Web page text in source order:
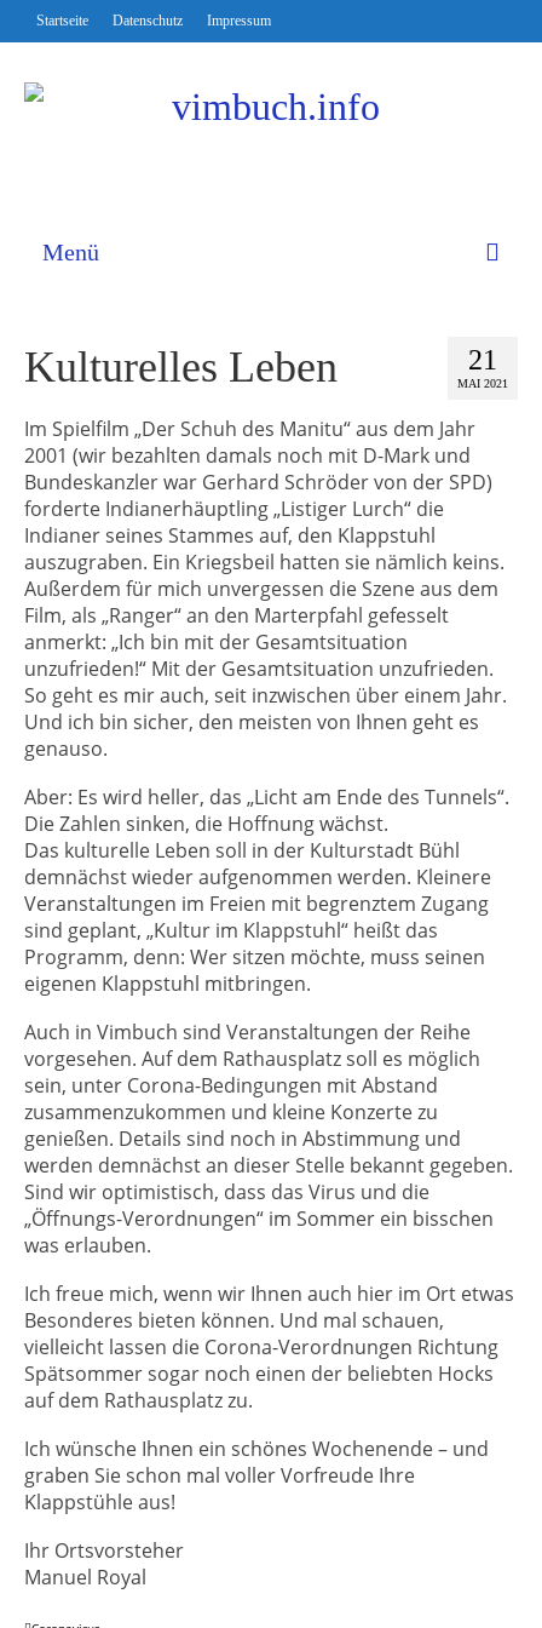
Startseite Datenschutz Impressum
Menü
21
MAI 2021
Kulturelles Leben
Im Spielfilm „Der Schuh des Manitu“ aus dem Jahr
2001 (wir bezahlten damals noch mit D-Mark und
Bundeskanzler war Gerhard Schröder von der SPD)
forderte Indianerhäuptling „Listiger Lurch“ die
Indianer seines Stammes auf, den Klappstuhl
auszugraben. Ein Kriegsbeil hatten sie nämlich keins.
Außerdem für mich unvergessen die Szene aus dem
Film, als „Ranger“ an den Marterpfahl gefesselt
anmerkt: „Ich bin mit der Gesamtsituation
unzufrieden!“ Mit der Gesamtsituation unzufrieden.
So geht es mir auch, seit inzwischen über einem Jahr.
Und ich bin sicher, den meisten von Ihnen geht es
genauso.
Aber: Es wird heller, das „Licht am Ende des Tunnels“.
Die Zahlen sinken, die Hoffnung wächst.
Das kulturelle Leben soll in der Kulturstadt Bühl
demnächst wieder aufgenommen werden. Kleinere
Veranstaltungen im Freien mit begrenztem Zugang
sind geplant, „Kultur im Klappstuhl“ heißt das
Programm, denn: Wer sitzen möchte, muss seinen
eigenen Klappstuhl mitbringen.
Auch in Vimbuch sind Veranstaltungen der Reihe
vorgesehen. Auf dem Rathausplatz soll es möglich
sein, unter Corona-Bedingungen mit Abstand
zusammenzukommen und kleine Konzerte zu
genießen. Details sind noch in Abstimmung und
werden demnächst an dieser Stelle bekannt gegeben.
Sind wir optimistisch, dass das Virus und die
„Öffnungs-Verordnungen“ im Sommer ein bisschen
was erlauben.
Ich freue mich, wenn wir Ihnen auch hier im Ort etwas
Besonderes bieten können. Und mal schauen,
vielleicht lassen die Corona-Verordnungen Richtung
Spätsommer sogar noch einen der beliebten Hocks
auf dem Rathausplatz zu.
Ich wünsche Ihnen ein schönes Wochenende – und
graben Sie schon mal voller Vorfreude Ihre
Klappstühle aus!
Ihr Ortsvorsteher
Manuel Royal